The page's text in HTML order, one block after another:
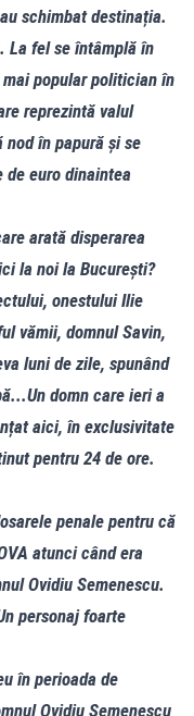
schimbat destinația.
La fel se întâmplă în
popular politician în
reprezintă valul
în papură și se
de euro dinaintea
arată disperarea
la noi la București?
onestului Ilie
vămii, domnul Savin,
luni de zile, spunând
domn care ieri a
aici, în exclusivitate
pentru 24 de ore.
penale pentru că
atunci când era
Ovidiu Semenescu.
personaj foarte
în perioada de
Ovidiu Semenescu